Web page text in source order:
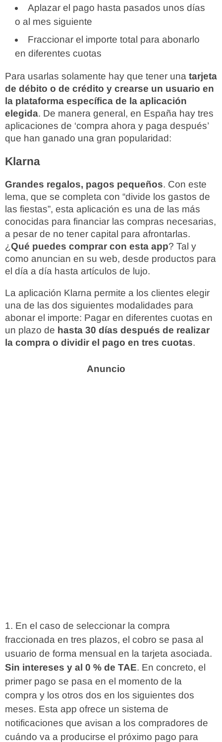
Aplazar el pago hasta pasados unos días
o al mes siguiente
Fraccionar el importe total para abonarlo
en diferentes cuotas
Para usarlas solamente hay que tener una tarjeta
de débito o de crédito y crearse un usuario en
la plataforma específica de la aplicación
elegida. De manera general, en España hay tres
aplicaciones de ‘compra ahora y paga después’
que han ganado una gran popularidad:
Klarna
Grandes regalos, pagos pequeños. Con este
lema, que se completa con “divide los gastos de
las fiestas”, esta aplicación es una de las más
conocidas para financiar las compras necesarias,
a pesar de no tener capital para afrontarlas.
¿ Qué puedes comprar con esta app? Tal y
como anuncian en su web, desde productos para
el día a día hasta artículos de lujo.
La aplicación Klarna permite a los clientes elegir
una de las dos siguientes modalidades para
abonar el importe: Pagar en diferentes cuotas en
un plazo de hasta 30 días después de realizar
la compra o dividir el pago en tres cuotas.
En el caso de seleccionar la compra
fraccionada en tres plazos, el cobro se pasa al
usuario de forma mensual en la tarjeta asociada.
Sin intereses y al 0 % de TAE. En concreto, el
primer pago se pasa en el momento de la
compra y los otros dos en los siguientes dos
meses. Esta app ofrece un sistema de
notificaciones que avisan a los compradores de
cuándo va a producirse el próximo pago para